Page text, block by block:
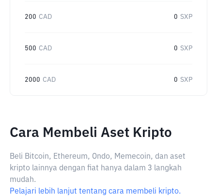
200 CAD 0 SXP
500 CAD 0 SXP
2000 CAD 0 SXP
Cara Membeli Aset Kripto
Beli Bitcoin, Ethereum, Ondo, Memecoin, dan aset
kripto lainnya dengan fiat hanya dalam 3 langkah
mudah.
Pelajari lebih lanjut tentang cara membeli kripto.